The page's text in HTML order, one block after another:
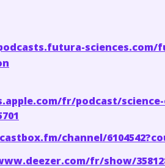
sciences.com/
fr/podcast/
channel/
fr/show/